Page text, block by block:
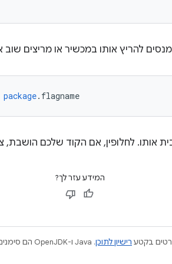
להריץ אותו במכשיר או מריצים
package. flagname
אותו. לחלופין, אם הקוד שלכם הושבת,
המידע עזר לך?
בקטע רישיון לתוכן